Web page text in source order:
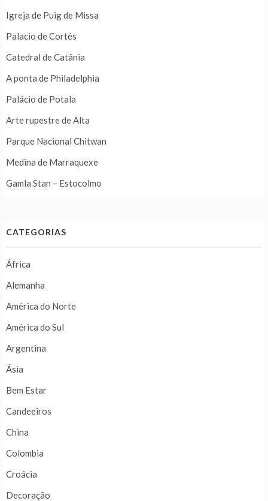
Igreja de Puig de Missa
Palacio de Cortés
Catedral de Catânia
A ponta de Philadelphia
Palácio de Potala
Arte rupestre de Alta
Parque Nacional Chitwan
Medina de Marraquexe
Gamla Stan – Estocolmo
CATEGORIAS
África
Alemanha
América do Norte
América do Sul
Argentina
Ásia
Bem Estar
Candeeiros
China
Colombia
Croácia
Decoração